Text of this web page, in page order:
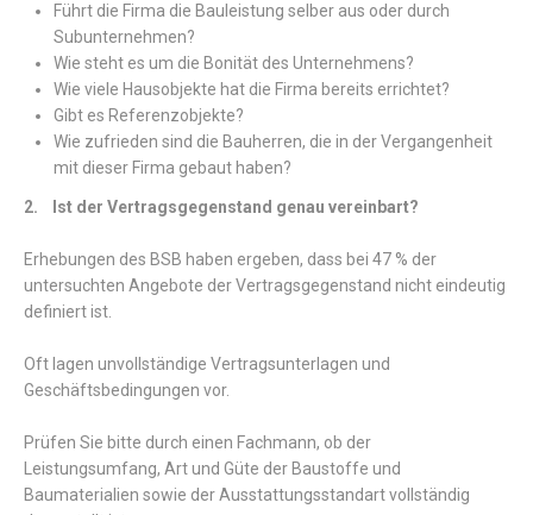
Führt die Firma die Bauleistung selber aus oder durch
Subunternehmen?
Wie steht es um die Bonität des Unternehmens?
Wie viele Hausobjekte hat die Firma bereits errichtet?
Gibt es Referenzobjekte?
Wie zufrieden sind die Bauherren, die in der Vergangenheit
mit dieser Firma gebaut haben?
2. Ist der Vertragsgegenstand genau vereinbart?
Erhebungen des BSB haben ergeben, dass bei 47 % der
untersuchten Angebote der Vertragsgegenstand nicht eindeutig
definiert ist.
Oft lagen unvollständige Vertragsunterlagen und
Geschäftsbedingungen vor.
Prüfen Sie bitte durch einen Fachmann, ob der
Leistungsumfang, Art und Güte der Baustoffe und
Baumaterialien sowie der Ausstattungsstandart vollständig